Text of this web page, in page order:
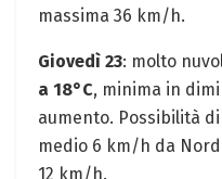
massima 36 km/h.
Giovedì 23: molto
a 18°C, minima in
aumento. Possibilità di
medio 6 km/h da
12 km/h.